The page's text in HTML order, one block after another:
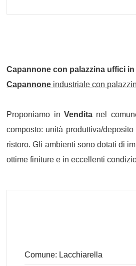
Capannone con palazzina uffici
Capannone industriale con
Proponiamo inVendita nel
composto: unità produttiva/
ristoro. Gli ambienti sono dotati di
ottime finiture e in eccellenti
Comune: Lacchiarella